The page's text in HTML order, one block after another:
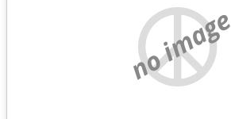
no image